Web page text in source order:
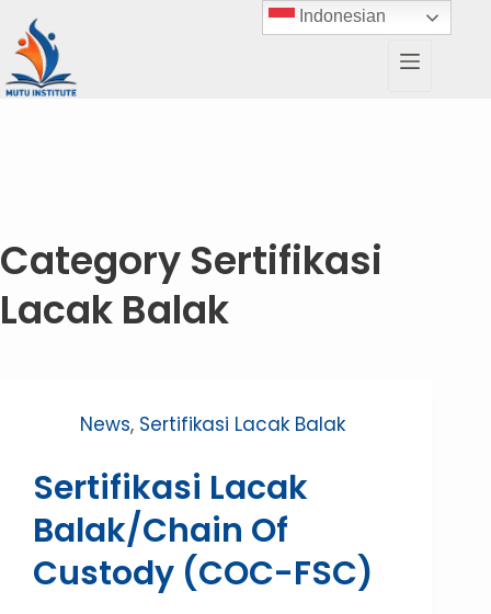
Category Sertifikasi
Lacak Balak
News, Sertifikasi Lacak Balak
Sertifikasi Lacak
Balak/Chain Of
Custody (COC-FSC)
Indonesian